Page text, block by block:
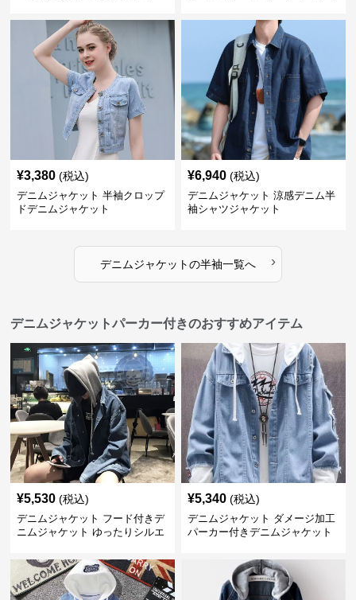
¥3,380 (税込)
デニムジャケット 半袖クロップ
ドデニムジャケット
¥6,940 (税込)
デニムジャケット 涼感デニム半
袖シャツジャケット
デニムジャケットの半袖一覧へ ›
デニムジャケットパーカー付きのおすすめアイテム
¥5,530 (税込)
デニムジャケット フード付きデ
ニムジャケット ゆったりシルエ
¥5,340 (税込)
デニムジャケット ダメージ加工
パーカー付きデニムジャケット